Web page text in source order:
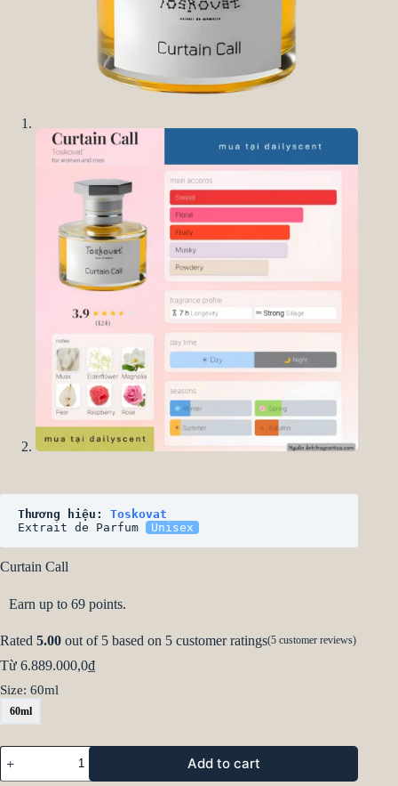
Thương hiệu: Toskovat
Extrait de Parfum
Unisex
Curtain Call
Earn up to 69 points.
Rated 5.00 out of 5 based on 5 customer ratings(5 customer reviews)
Từ 6.889.000,0₫
Size: 60ml
60ml
Add to cart